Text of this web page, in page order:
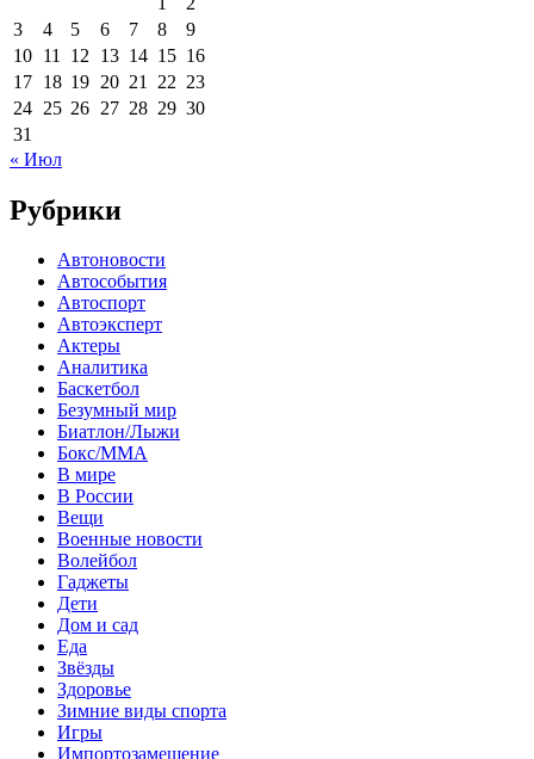
3
4 5 6 7 8
9
10 11 12 13 14 15 16
17 18 19 20 21 22 23
24 25 26 27 28 29 30
31
« Июл
Рубрики
Автоновости
Автособытия
Автоспорт
Автоэксперт
Актеры
Аналитика
Баскетбол
Безумный мир
Биатлон/Лыжи
Бокс/MMA
В мире
В России
Вещи
Военные новости
Волейбол
Гаджеты
Дети
Дом и сад
Еда
Звёзды
Здоровье
Зимние виды спорта
Игры
Импортозамещение